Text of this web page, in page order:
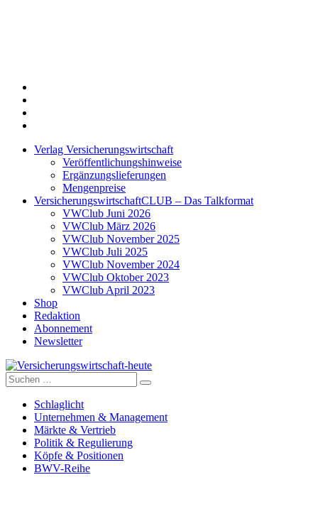
Verlag Versicherungswirtschaft
Veröffentlichungshinweise
Ergänzungslieferungen
Mengenpreise
VersicherungswirtschaftCLUB – Das Talkformat
VWClub Juni 2026
VWClub März 2026
VWClub November 2025
VWClub Juli 2025
VWClub November 2024
VWClub Oktober 2023
VWClub April 2023
Shop
Redaktion
Abonnement
Newsletter
Versicherungswirtschaft-heute
Suche
nach:
Schlaglicht
Unternehmen & Management
Märkte & Vertrieb
Politik & Regulierung
Köpfe & Positionen
BWV-Reihe